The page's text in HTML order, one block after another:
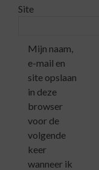
Site
Mijn naam,
e-mail en
site opslaan
in deze
browser
voor de
volgende
keer
wanneer ik